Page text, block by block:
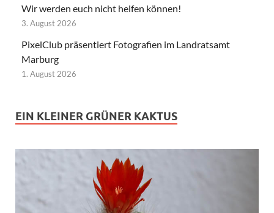
Wir werden euch nicht helfen können!
3. August 2026
PixelClub präsentiert Fotografien im Landratsamt
Marburg
1. August 2026
EIN KLEINER GRÜNER KAKTUS